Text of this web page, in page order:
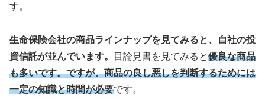
す。
生命保険会社の商品ラインナップを見てみると、自社の投
資信託が並んでいます。
目論見書を見てみると優良な商品
も多いです。ですが、商品の良し悪しを判断するためには
一定の知識と時間が必要です。